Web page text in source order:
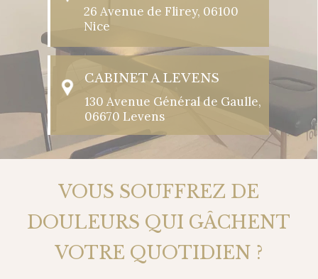
26 Avenue de Flirey, 06100
Nice
130 Avenue Général de Gaulle,
06670 Levens
CABINET A LEVENS
VOUS SOUFFREZ DE
DOULEURS QUI GÂCHENT
VOTRE QUOTIDIEN ?